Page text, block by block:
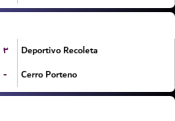
۳
Deportivo Recoleta
- Cerro Porteno